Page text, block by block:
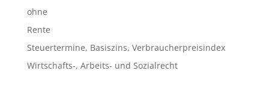
ohne
Rente
Steuertermine, Basiszins, Verbraucherpreisindex
Wirtschafts-, Arbeits- und Sozialrecht